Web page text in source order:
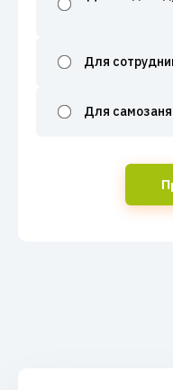
Для
Для